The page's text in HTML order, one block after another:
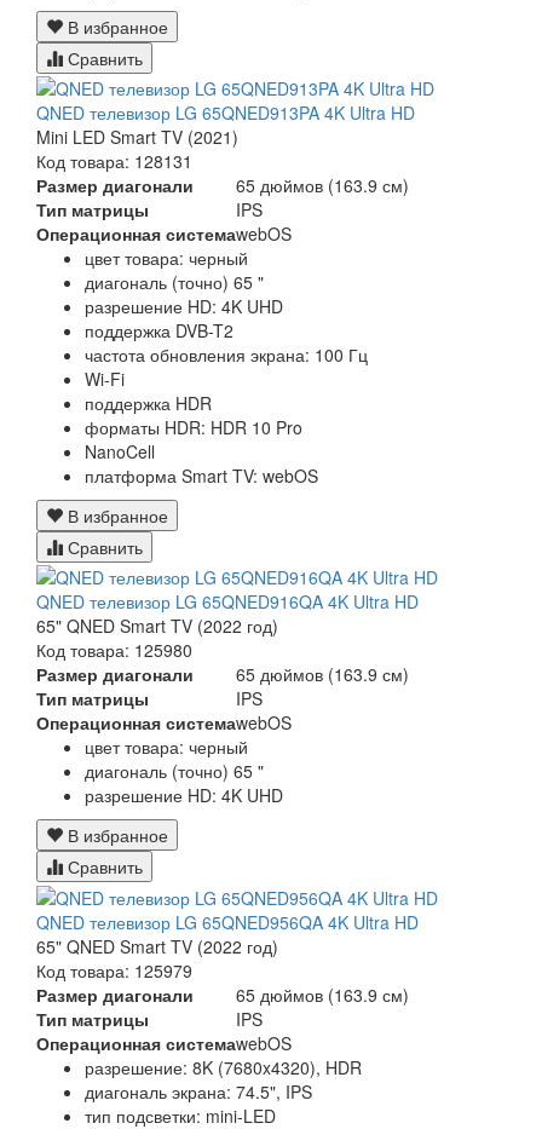
В избранное
Сравнить
QNED телевизор LG 65QNED913PA 4K Ultra HD
Mini LED Smart TV (2021)
Код товара: 128131
Размер диагонали
65 дюймов (163.9 см)
Тип матрицы
IPS
Операционная системаwebOS
цвет товара: черный
диагональ (точно) 65 "
разрешение HD: 4K UHD
поддержка DVB-T2
частота обновления экрана: 100 Гц
Wi-Fi
поддержка HDR
форматы HDR: HDR 10 Pro
NanoCell
платформа Smart TV: webOS
В избранное
Сравнить
QNED телевизор LG 65QNED916QA 4K Ultra HD
65" QNED Smart TV (2022 год)
Код товара: 125980
Размер диагонали
65 дюймов (163.9 см)
Тип матрицы
IPS
Операционная системаwebOS
цвет товара: черный
диагональ (точно) 65 "
разрешение HD: 4K UHD
В избранное
Сравнить
QNED телевизор LG 65QNED956QA 4K Ultra HD
65" QNED Smart TV (2022 год)
Код товара: 125979
Размер диагонали
65 дюймов (163.9 см)
Тип матрицы
IPS
Операционная системаwebOS
разрешение: 8K (7680x4320), HDR
диагональ экрана: 74.5", IPS
тип подсветки: mini-LED